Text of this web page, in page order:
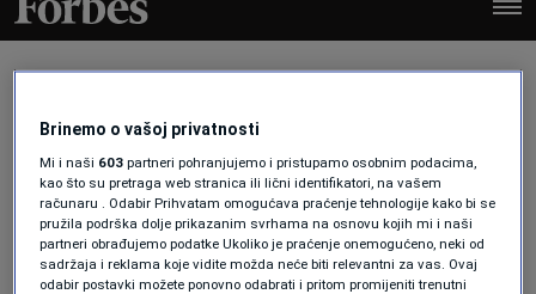
BIZNIS
Wizz Air širi bazu u Tuzli: Direktni
letovi prema devet novih europskih
destinacija
Forbes BiH
Brinemo o vašoj privatnosti
Mi i naši 603 partneri pohranjujemo i pristupamo osobnim podacima,
kao što su pretraga web stranica ili lični identifikatori, na vašem
računaru . Odabir Prihvatam omogućava praćenje tehnologije kako bi se
pružila podrška dolje prikazanim svrhama na osnovu kojih mi i naši
partneri obrađujemo podatke Ukoliko je praćenje onemogućeno, neki od
sadržaja i reklama koje vidite možda neće biti relevantni za vas. Ovaj
odabir postavki možete ponovno odabrati i pritom promijeniti trenutni